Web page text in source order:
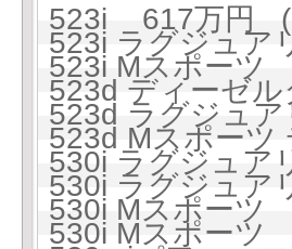
523i 617万円
523i ラグジュ
523i Mスポー
523d ディーゼ
523d ラグジュ
523d Mスポー
530i ラグジュ
530i ラグジュ
530i Mスポー
530i Mスポー